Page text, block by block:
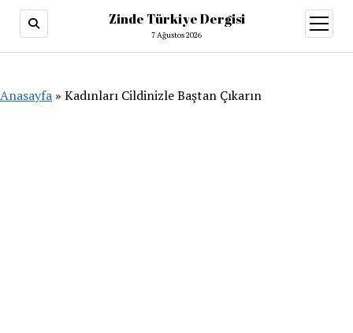
Zinde Türkiye Dergisi
7 Ağustos 2026
aç
Anasayfa » Kadınları Cildinizle Baştan Çıkarın